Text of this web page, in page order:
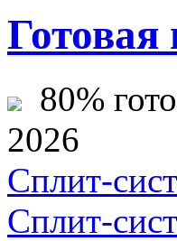
80%
2026
Сплит-
Сплит-